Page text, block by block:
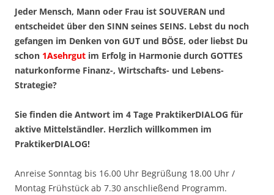
Jeder Mensch, Mann oder Frau ist SOUVERAN und
entscheidet über den SINN seines SEINS. Lebst du noch
gefangen im Denken von GUT und BÖSE, oder liebst Du
schon 1Asehrgut im Erfolg in Harmonie durch GOTTES
naturkonforme Finanz-, Wirtschafts- und Lebens-
Strategie?
Sie finden die Antwort im 4 Tage PraktikerDIALOG für
aktive Mittelständler. Herzlich willkommen im
PraktikerDIALOG!
Anreise Sonntag bis 16.00 Uhr Begrüßung 18.00 Uhr /
Montag Frühstück ab 7.30 anschließend Programm.